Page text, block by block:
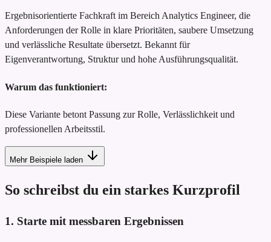
Ergebnisorientierte Fachkraft im Bereich Analytics Engineer, die
Anforderungen der Rolle in klare Prioritäten, saubere Umsetzung
und verlässliche Resultate übersetzt. Bekannt für
Eigenverantwortung, Struktur und hohe Ausführungsqualität.
Warum das funktioniert:
Diese Variante betont Passung zur Rolle, Verlässlichkeit und
professionellen Arbeitsstil.
Mehr Beispiele laden
So schreibst du ein starkes Kurzprofil
1. Starte mit messbaren Ergebnissen